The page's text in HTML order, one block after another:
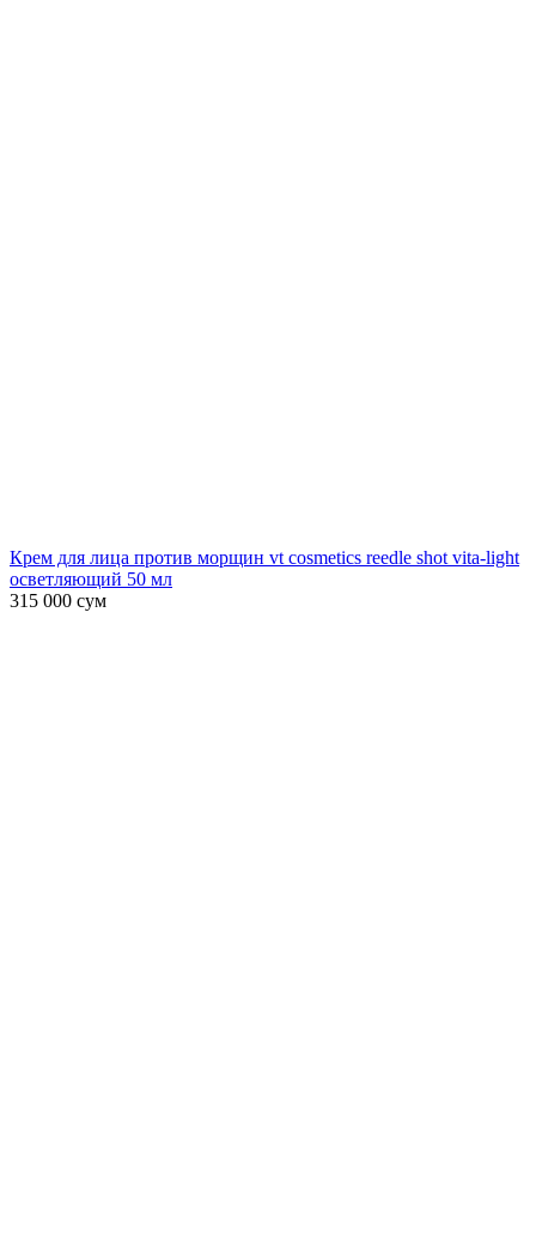
Крем для лица против морщин vt cosmetics reedle shot vita-light
осветляющий 50 мл
315 000 сум